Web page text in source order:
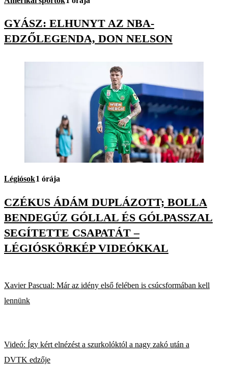
GYÁSZ: ELHUNYT AZ NBA-
EDZŐLEGENDA, DON NELSON
Légiósok1 órája
CZÉKUS ÁDÁM DUPLÁZOTT; BOLLA
BENDEGÚZ GÓLLAL ÉS GÓLPASSZAL
SEGÍTETTE CSAPATÁT –
LÉGIÓSKÖRKÉP VIDEÓKKAL
Xavier Pascual: Már az idény első felében is csúcsformában kell
lennünk
Videó: Így kért elnézést a szurkolóktól a nagy zakó után a
DVTK edzője